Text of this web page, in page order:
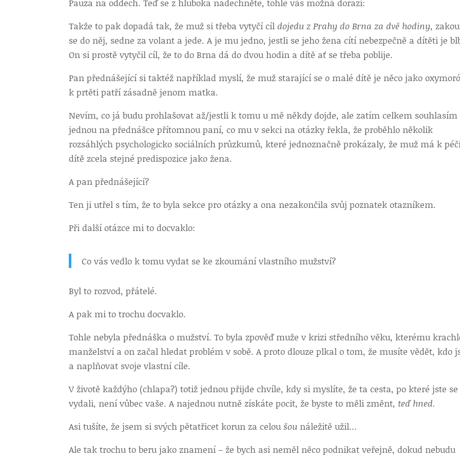
Pauza na oddech. Teď se z hluboka nadechněte, tohle vás možná dorazí:
Takže to pak dopadá tak, že muž si třeba vytyčí cíldojedu z Prahy do Brna za dvě hodiny,
se do něj, sedne za volant a jede. A je mu jedno, jestli se jeho žena cítí nebezpečně a dítěti je
On si prostě vytyčil cíl, že to do Brna dá do dvou hodin a dítě ať se třeba poblije.
Pan přednášející si taktéž například myslí, že muž starající se o malé dítě je něco jako
k prtěti patří zásadně jenom matka.
Nevím, co já budu prohlašovat až/jestli k tomu u mě někdy dojde, ale zatím celkem souhlasím
jednou na přednášce přítomnou paní, co mu v sekci na otázky řekla, že proběhlo několik
rozsáhlých psychologicko sociálních průzkumů, které jednoznačně prokázaly, že muž má k
dítě zcela stejné predispozice jako žena.
A pan přednášející?
Ten ji utřel s tím, že to byla sekce pro otázky a ona nezakončila svůj poznatek otazníkem.
Při další otázce mi to docvaklo:
Co vás vedlo k tomu vydat se ke zkoumání vlastního mužství?
Byl to rozvod, přátelé.
A pak mi to trochu docvaklo.
Tohle nebyla přednáška o mužství. To byla zpověď muže v krizi středního věku, kterému
manželství a on začal hledat problém v sobě. A proto dlouze plkal o tom, že musíte vědět, kdo
a naplňovat svoje vlastní cíle.
V životě každýho (chlapa?) totiž jednou přijde chvíle, kdy si myslíte, že ta cesta, po které jste se
vydali, není vůbec vaše. A najednou nutně získáte pocit, že byste to měli změnt,teď hned.
Asi tušíte, že jsem si svých pětatřicet korun za celoušou náležitě užil…
Ale tak trochu to beru jako znamení – že bych asi neměl něco podnikat veřejně, dokud nebudu